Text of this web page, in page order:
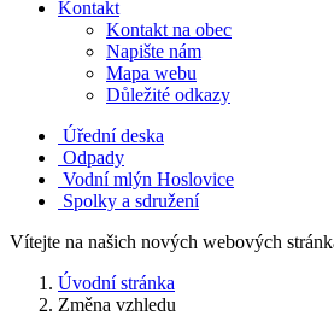
Kontakt
Kontakt na obec
Napište nám
Mapa webu
Důležité odkazy
Úřední deska
Odpady
Vodní mlýn Hoslovice
Spolky a sdružení
Vítejte na našich nových webových
Úvodní stránka
Změna vzhledu